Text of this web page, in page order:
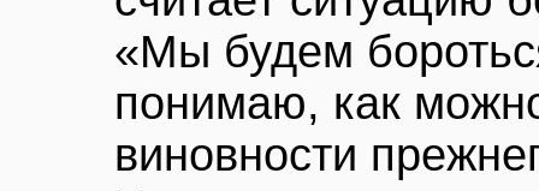
«Мы будем
понимаю, как
виновности